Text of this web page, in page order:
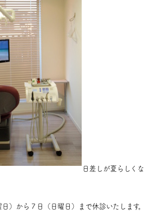
日差しが夏らしくな
）から７日（日曜日）まで休診いたします。